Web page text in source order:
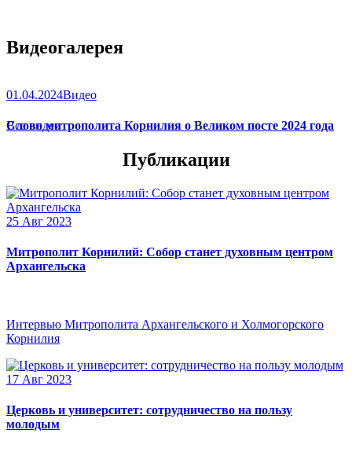
Видеогалерея
01.04.2024Видео
Слово митрополита Корнилия о Великом посте 2024 года
Все видео
Публикации
25 Авг 2023
Митрополит Корнилий: Собор станет духовным центром
Архангельска
Интервью Митрополита Архангельского и Холмогорского
Корнилия
17 Авг 2023
Церковь и университет: сотрудничество на пользу
молодым